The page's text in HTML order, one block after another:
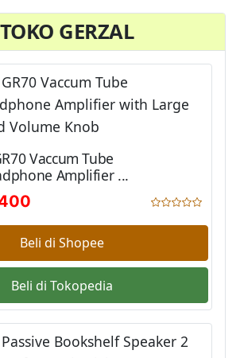
GERZAL
Vaccum Tube
Amplifier ...
Beli di Shopee
Beli di Tokopedia